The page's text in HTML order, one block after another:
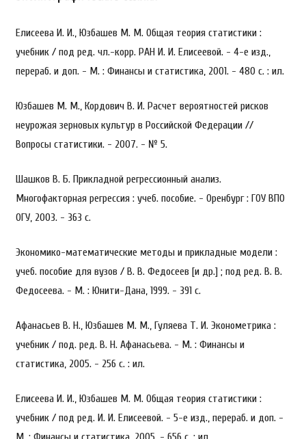
Елисеева И. И., Юзбашев М. М. Общая теория статистики :
учебник / под ред. чл.-корр. РАН И. И. Елисеевой. - 4-е изд.,
перераб. и доп. - М. : Финансы и статистика, 2001. - 480 с. : ил.
Юзбашев М. М., Кордович В. И. Расчет вероятностей рисков
неурожая зерновых культур в Российской Федерации //
Вопросы статистики. - 2007. - № 5.
Шашков В. Б. Прикладной регрессионный анализ.
Многофакторная регрессия : учеб. пособие. - Оренбург : ГОУ ВПО
ОГУ, 2003. - 363 с.
Экономико-математические методы и прикладные модели :
учеб. пособие для вузов / В. В. Федосеев [и др.] ; под ред. В. В.
Федосеева. - М. : Юнити-Дана, 1999. - 391 c.
Афанасьев В. Н., Юзбашев М. М., Гуляева Т. И. Эконометрика :
учебник / под. ред. В. Н. Афанасьева. - М. : Финансы и
статистика, 2005. - 256 с. : ил.
Елисеева И. И., Юзбашев М. М. Общая теория статистики :
учебник / под ред. И. И. Елисеевой. - 5-е изд., перераб. и доп. -